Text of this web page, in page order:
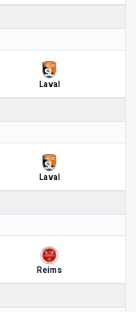
Laval
Laval
Reims